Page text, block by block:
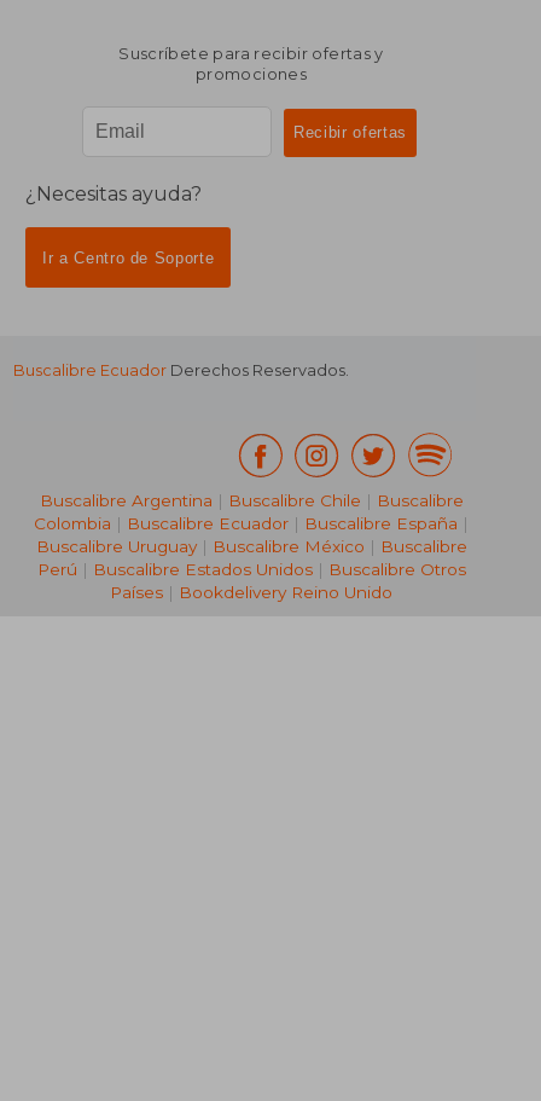
Suscríbete para recibir ofertas y
promociones
¿Necesitas ayuda?
Ir a Centro de Soporte
Buscalibre Ecuador Derechos Reservados.
Buscalibre Argentina | Buscalibre Chile | Buscalibre
Colombia | Buscalibre Ecuador | Buscalibre España |
Buscalibre Uruguay| Buscalibre México | Buscalibre
Perú | Buscalibre Estados Unidos| Buscalibre Otros
Países | Bookdelivery Reino Unido